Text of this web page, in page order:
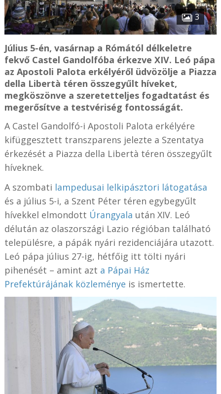
3
Július 5-én, vasárnap a Rómától délkeletre
fekvő Castel Gandolfóba érkezve XIV. Leó pápa
az Apostoli Palota erkélyéről üdvözölje a Piazza
della Libertà téren összegyűlt híveket,
megköszönve a szeretetteljes fogadtatást és
megerősítve a testvériség fontosságát.
A Castel Gandolfó-i Apostoli Palota erkélyére
kifüggesztett transzparens jelezte a Szentatya
érkezését a Piazza della Libertà téren összegyűlt
híveknek.
A szombati lampedusai lelkipásztori látogatása
és a július 5-i, a Szent Péter téren egybegyűlt
hívekkel elmondott Úrangyala után XIV. Leó
délután az olaszországi Lazio régióban található
településre, a pápák nyári rezidenciájára utazott.
Leó pápa július 27-ig, hétfőig itt tölti nyári
pihenését – amint azt a Pápai Ház
Prefektúrájának közleménye is ismertette.